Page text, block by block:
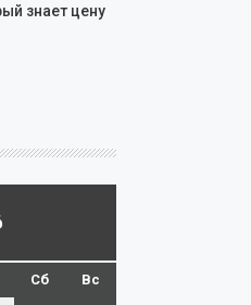
знает цену
Сб Вс